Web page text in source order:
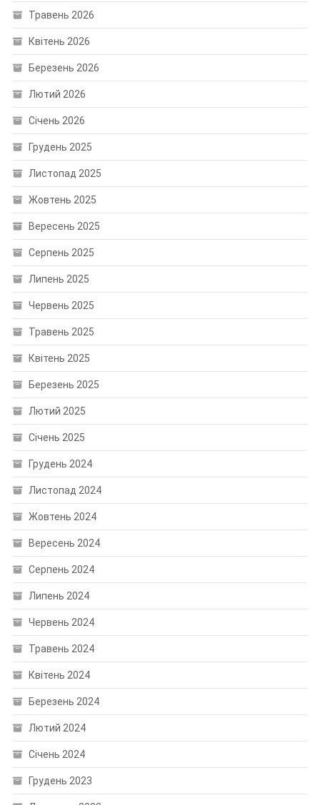
Травень 2026
Квітень 2026
Березень 2026
Лютий 2026
Січень 2026
Грудень 2025
Листопад 2025
Жовтень 2025
Вересень 2025
Серпень 2025
Липень 2025
Червень 2025
Травень 2025
Квітень 2025
Березень 2025
Лютий 2025
Січень 2025
Грудень 2024
Листопад 2024
Жовтень 2024
Вересень 2024
Серпень 2024
Липень 2024
Червень 2024
Травень 2024
Квітень 2024
Березень 2024
Лютий 2024
Січень 2024
Грудень 2023